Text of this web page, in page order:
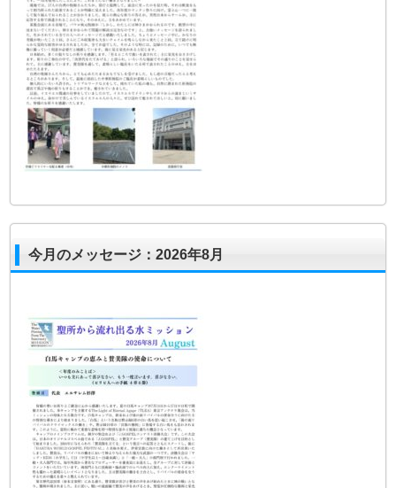
今月のメッセージ：2026年8月